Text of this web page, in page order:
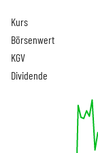
Kurs
Börsenwert
KGV
Dividende